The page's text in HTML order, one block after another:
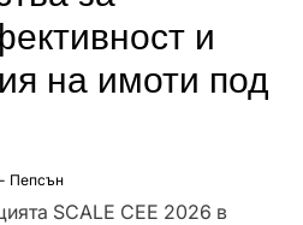
и
на имоти под
Пепсън
SCALE CEE 2026 в